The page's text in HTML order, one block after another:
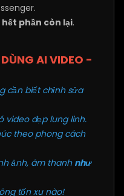
hết phần còn lại.
AI VIDEO -
cần biết chỉnh sửa
video đẹp lung linh.
theo phong cách
ảnh, âm thanh như
tốn xu nào!